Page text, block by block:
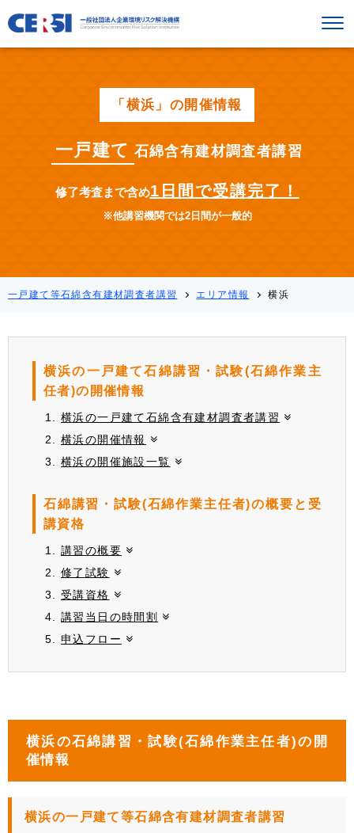
「横浜」の開催情報
一戸建て 石綿含有建材調査者講習
修了考査まで含め1日間で受講完了！
※他講習機関では2日間が一般的
一戸建て等石綿含有建材調査者講習 エリア情報 横浜
横浜の一戸建て石綿講習・試験(石綿作業主
任者)の開催情報
横浜の一戸建て石綿含有建材調査者講習
横浜の開催情報
横浜の開催施設一覧
石綿講習・試験(石綿作業主任者)の概要と受
講資格
講習の概要
修了試験
受講資格
講習当日の時間割
申込フロー
横浜の石綿講習・試験(石綿作業主任者)の開
催情報
横浜の一戸建て等石綿含有建材調査者講習